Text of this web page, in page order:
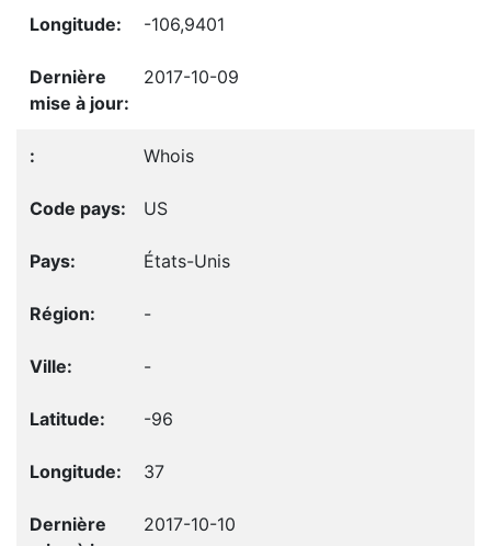
-106,9401
2017-10-09
Whois
US
États-Unis
-
-
-96
37
2017-10-10